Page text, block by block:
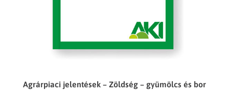
Agrárpiaci jelentések – Zöldség – gyümölcs és bor